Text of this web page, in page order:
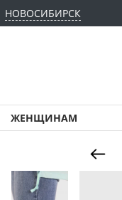
НОВОСИБИРСК
ЖЕНЩИНАМ